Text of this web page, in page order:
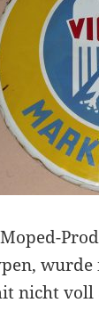
nicht voll